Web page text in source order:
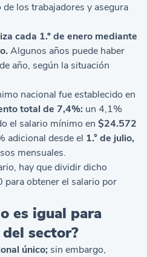
los trabajadores y asegura
cada 1.º de enero mediante
Algunos años puede haber
año, según la situación
nacional fue establecido en
total de 7,4%: un 4,1%
el salario mínimo en$24.572
adicional desde el 1.° de julio,
mensuales.
hay que dividir dicho
obtener el salario por
es igual para
sector?
único; sin embargo,